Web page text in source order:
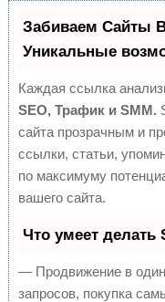
Забиваем Сайты
Уникальные
Каждая ссылка
SEO, Трафик и SMM.
сайта прозрачным и
ссылки, статьи,
по максимуму
вашего сайта.
Что умеет делать
— Продвижение в
запросов, покупка